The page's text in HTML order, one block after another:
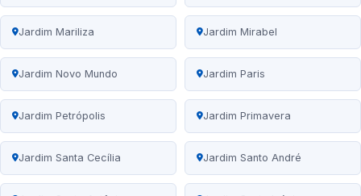
Jardim Mariliza Jardim Mirabel
Jardim Novo Mundo Jardim Paris
Jardim Petrópolis Jardim Primavera
Jardim Santa Cecília Jardim Santo André